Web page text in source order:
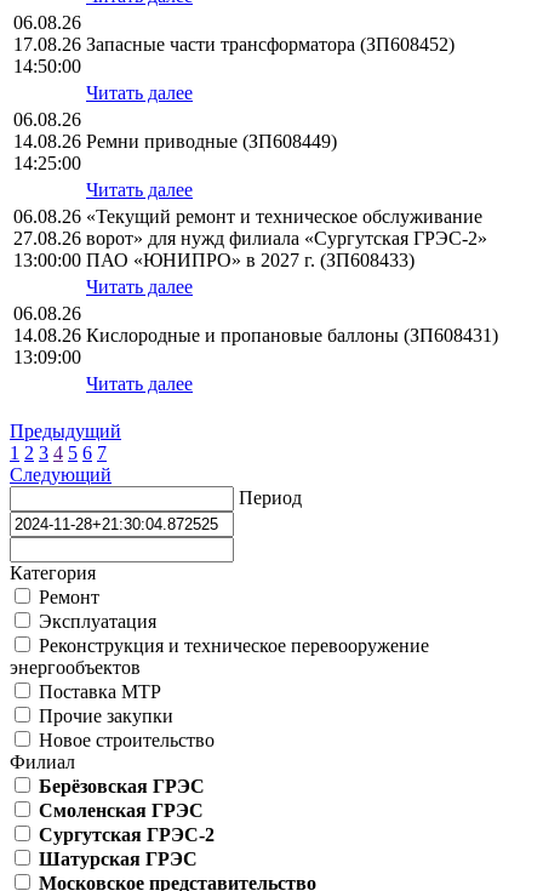
06.08.26
17.08.26
14:50:00
Запасные части трансформатора (ЗП608452)
Читать далее
06.08.26
14.08.26
14:25:00
Ремни приводные (ЗП608449)
Читать далее
06.08.26
27.08.26
13:00:00
«Текущий ремонт и техническое обслуживание
ворот» для нужд филиала «Сургутская ГРЭС-2»
ПАО «ЮНИПРО» в 2027 г. (ЗП608433)
Читать далее
06.08.26
14.08.26
13:09:00
Кислородные и пропановые баллоны (ЗП608431)
Читать далее
Предыдущий
1 2 3 4 5 6 7
Следующий
Период
Категория
Ремонт
Эксплуатация
Реконструкция и техническое перевооружение
энергообъектов
Поставка МТР
Прочие закупки
Новое строительство
Филиал
Берёзовская ГРЭС
Смоленская ГРЭС
Сургутская ГРЭС-2
Шатурская ГРЭС
Московское представительство